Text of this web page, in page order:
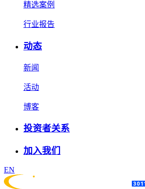
精选案例
行业报告
动态
新闻
活动
博客
投资者关系
加入我们
EN